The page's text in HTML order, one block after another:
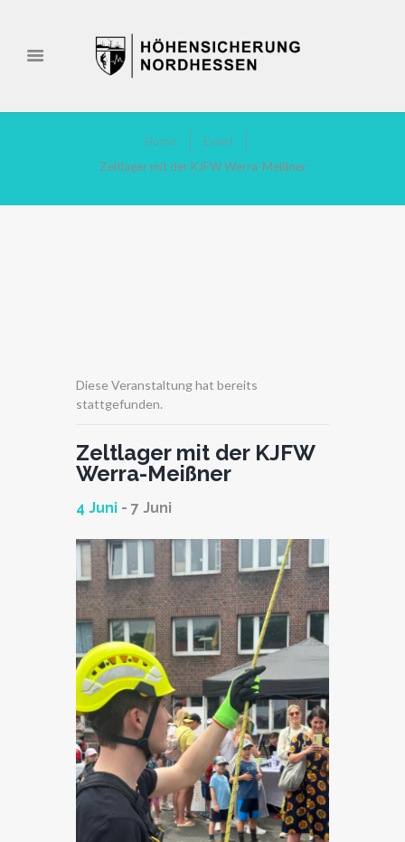
Home
Event
Zeltlager mit der KJFW Werra-Meißner
Diese Veranstaltung hat bereits
stattgefunden.
Zeltlager mit der KJFW
Werra-Meißner
4 Juni - 7 Juni